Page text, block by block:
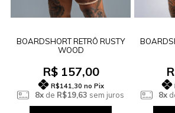
BOARDSHORT RETRÔ RUSTY
WOOD
R$ 157,00
R$141,30 no Pix
8xde R$19,63 sem juros 8x